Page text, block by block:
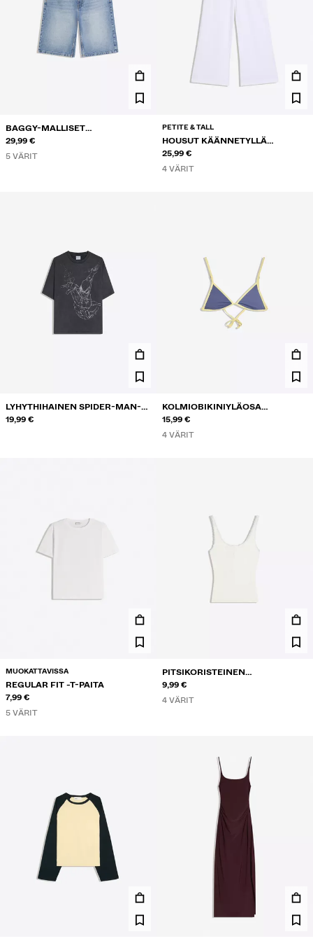
BAGGY-MALLISET
FARKKUBERMUDASHORTSIT
29,99 €
5 VÄRIT
PETITE & TALL
HOUSUT KÄÄNNETYLLÄ
VYÖTÄRÖLLÄ
25,99 €
4 VÄRIT
LYHYTHIHAINEN SPIDER-MAN-T-
PAITA
19,99 €
KOLMIOBIKINIYLÄOSA
KONTRASTILLA
15,99 €
4 VÄRIT
MUOKATTAVISSA
REGULAR FIT -T-PAITA
7,99 €
5 VÄRIT
PITSIKORISTEINEN
OLKAINTOPPI NAPPIKAULA-
AUKOLLA
9,99 €
4 VÄRIT